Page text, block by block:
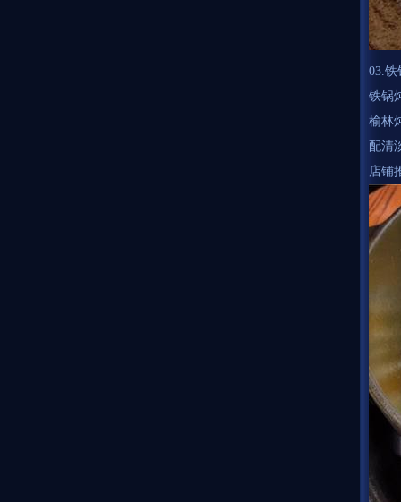
03.铁
铁锅
榆林
配清
店铺